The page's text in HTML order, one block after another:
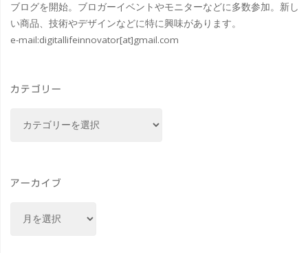
ブログを開始。ブロガーイベントやモニターなどに多数参加。新し
い商品、技術やデザインなどに特に興味があります。
e-mail:digitallifeinnovator[at]gmail.com
カテゴリー
ー
アーカイブ